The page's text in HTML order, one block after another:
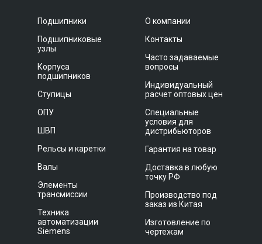
Подшипники
Подшипниковые
узлы
Корпуса
подшипников
Ступицы
ОПУ
ШВП
Рельсы и каретки
Валы
Элементы
трансмиссии
Техника
автоматизации
Siemens
О компании
Контакты
Часто задаваемые
вопросы
Индивидуальный
расчет оптовых цен
Специальные
условия для
дистрибьюторов
Гарантия на товар
Доставка в любую
точку РФ
Производство под
заказ из Китая
Изготовление по
чертежам